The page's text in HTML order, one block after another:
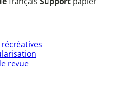
revue